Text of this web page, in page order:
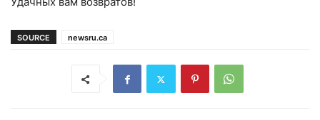
SOURCE newsru.ca